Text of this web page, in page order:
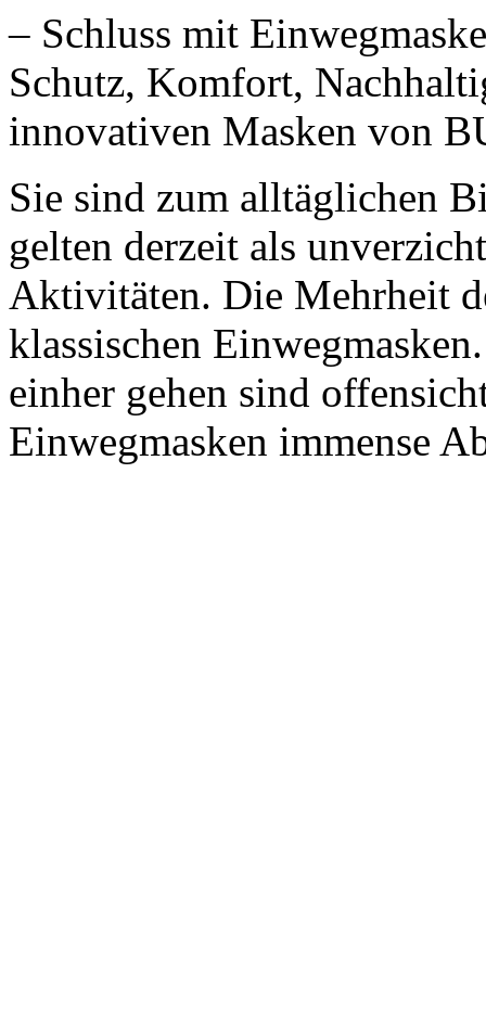
– Schluss mit
Schutz, Komfort,
innovativen Masken von
Sie sind zum alltäglichen
gelten derzeit als
Aktivitäten. Die Mehrheit
klassischen
einher gehen sind
Einwegmasken immense